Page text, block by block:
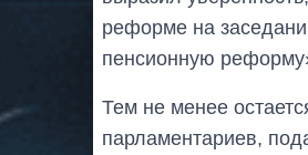
реформе на
пенсионную
Тем не менее
парламентариев,